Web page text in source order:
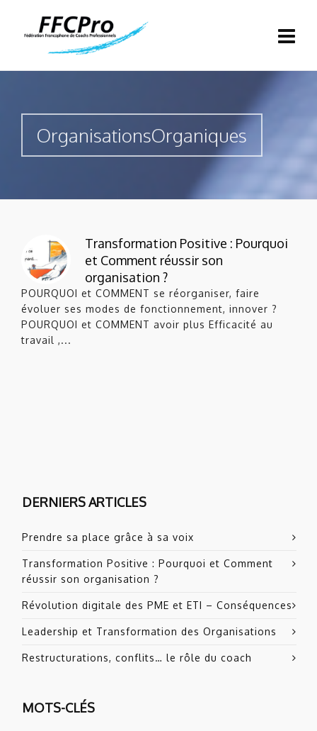
OrganisationsOrganiques
Transformation Positive : Pourquoi
et Comment réussir son
organisation ?
POURQUOI et COMMENT se réorganiser, faire
évoluer ses modes de fonctionnement, innover ?
POURQUOI et COMMENT avoir plus Efficacité au
travail ,...
DERNIERS ARTICLES
Prendre sa place grâce à sa voix
Transformation Positive : Pourquoi et Comment
réussir son organisation ?
Révolution digitale des PME et ETI – Conséquences
Leadership et Transformation des Organisations
Restructurations, conflits… le rôle du coach
MOTS-CLÉS